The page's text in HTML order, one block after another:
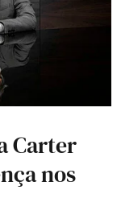
Carter
nos